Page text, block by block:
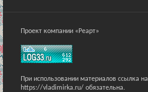
Проект компании «Реарт»
При использовании материалов ссылка на
https://vladimirka.ru/ обязательна.